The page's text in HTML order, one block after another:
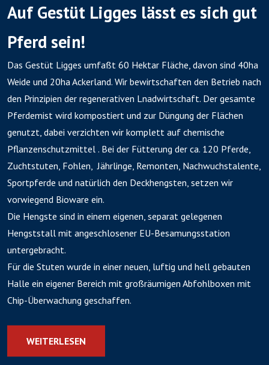
Auf Gestüt Ligges lässt es sich gut
Pferd sein!
Das Gestüt Ligges umfaßt 60 Hektar Fläche, davon sind 40ha
Weide und 20ha Ackerland. Wir bewirtschaften den Betrieb nach
den Prinzipien der regenerativen Lnadwirtschaft. Der gesamte
Pferdemist wird kompostiert und zur Düngung der Flächen
genutzt, dabei verzichten wir komplett auf chemische
Pflanzenschutzmittel . Bei der Fütterung der ca. 120 Pferde,
Zuchtstuten, Fohlen, Jährlinge, Remonten, Nachwuchstalente,
Sportpferde und natürlich den Deckhengsten, setzen wir
vorwiegend Bioware ein.
Die Hengste sind in einem eigenen, separat gelegenen
Hengststall mit angeschlosener EU-Besamungsstation
untergebracht.
Für die Stuten wurde in einer neuen, luftig und hell gebauten
Halle ein eigener Bereich mit großräumigen Abfohlboxen mit
Chip-Überwachung geschaffen.
WEITERLESEN